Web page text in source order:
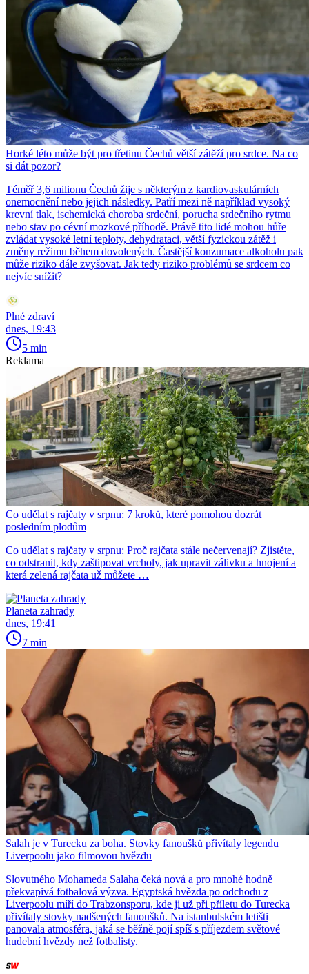
Horké léto může být pro třetinu Čechů větší zátěží pro srdce. Na co
si dát pozor?
Téměř 3,6 milionu Čechů žije s některým z kardiovaskulárních
onemocnění nebo jejich následky. Patří mezi ně například vysoký
krevní tlak, ischemická choroba srdeční, porucha srdečního rytmu
nebo stav po cévní mozkové příhodě. Právě tito lidé mohou hůře
zvládat vysoké letní teploty, dehydrataci, větší fyzickou zátěž i
změny režimu během dovolených. Častější konzumace alkoholu pak
může riziko dále zvyšovat. Jak tedy riziko problémů se srdcem co
nejvíc snížit?
Plné zdraví
dnes, 19:43
5 min
Reklama
Co udělat s rajčaty v srpnu: 7 kroků, které pomohou dozrát
posledním plodům
Co udělat s rajčaty v srpnu: Proč rajčata stále nečervenají? Zjistěte,
co odstranit, kdy zaštipovat vrcholy, jak upravit zálivku a hnojení a
která zelená rajčata už můžete …
Planeta zahrady
dnes, 19:41
7 min
Salah je v Turecku za boha. Stovky fanoušků přivítaly legendu
Liverpoolu jako filmovou hvězdu
Slovutného Mohameda Salaha čeká nová a pro mnohé hodně
překvapivá fotbalová výzva. Egyptská hvězda po odchodu z
Liverpoolu míří do Trabzonsporu, kde ji už při příletu do Turecka
přivítaly stovky nadšených fanoušků. Na istanbulském letišti
panovala atmosféra, jaká se běžně pojí spíš s příjezdem světové
hudební hvězdy než fotbalisty.